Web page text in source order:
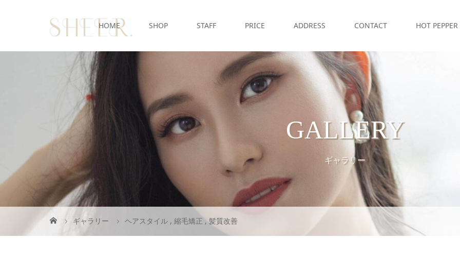
HOME SHOP STAFF PRICE ADDRESS CONTACT HOT PEPPER
GALLERY
ギャラリー
ギャラリー ヘアスタイル , 縮毛矯正 ,髪質改善